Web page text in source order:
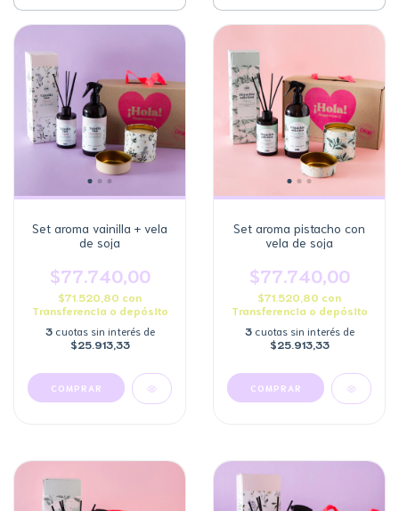
Set aroma vainilla + vela
de soja
$77.740,00
$71.520,80 con
Transferencia o depósito
3 cuotas sin interés de
$25.913,33
Set aroma pistacho con
vela de soja
$77.740,00
$71.520,80 con
Transferencia o depósito
3 cuotas sin interés de
$25.913,33